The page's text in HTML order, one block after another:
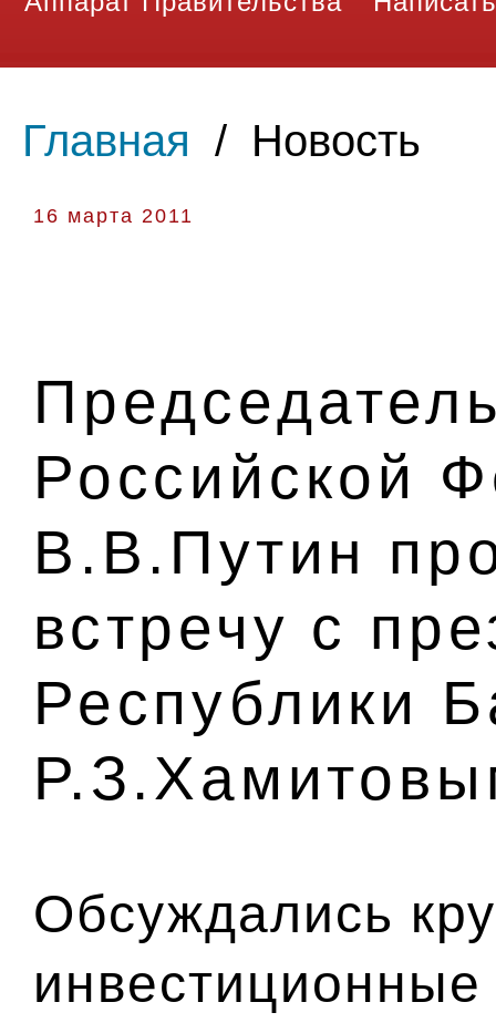
Главная / Новость
16 марта 2011
Российской
В.В.Путин
встречу с
Республики
Обсуждались